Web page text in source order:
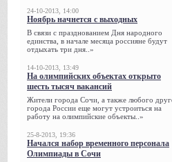
24-10-2013, 14:00
Ноябрь начнется с выходных
В связи с празднованием Дня народного
единства, в начале месяца россияне будут
отдыхать три дня..»
14-10-2013, 13:49
На олимпийских объектах открыто
шесть тысяч вакансий
Жители города Сочи, а также любого
города России еще могут устроиться на
работу на олимпийские объекты..»
25-8-2013, 19:36
Начался набор временного персонала
Олимпиады в Сочи